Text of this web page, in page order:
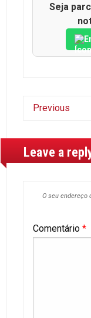
Seja
Previous
Leave a
O seu endereço
Comentário *